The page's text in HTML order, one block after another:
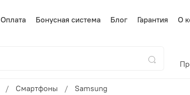
Оплата Бонусная система Блог Гарантия О
Смартфоны Samsung